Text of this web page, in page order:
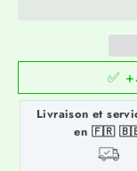
✅
Livraison et
en 🇫🇷